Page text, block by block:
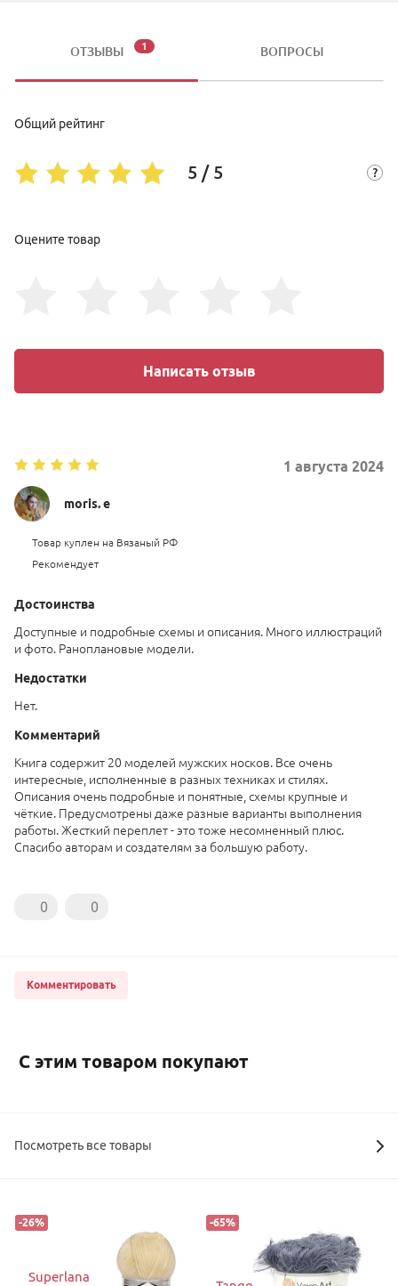
ОТЗЫВЫ 1 ВОПРОСЫ
moris. e
1 августа 2024
Товар куплен на Вязаный РФ
Рекомендует
Достоинства
Доступные и подробные схемы и описания. Много иллюстраций
и фото. Раноплановые модели.
Недостатки
Нет.
Комментарий
Книга содержит 20 моделей мужских носков. Все очень
интересные, исполненные в разных техниках и стилях.
Описания очень подробные и понятные, схемы крупные и
чёткие. Предусмотрены даже разные варианты выполнения
работы. Жесткий переплет - это тоже несомненный плюс.
Спасибо авторам и создателям за большую работу.
0 0
Комментировать
Общий рейтинг
5 / 5
Оцените товар
Написать отзыв
С этим товаром покупают
Посмотреть все товары
-26%
Superlana
-65%